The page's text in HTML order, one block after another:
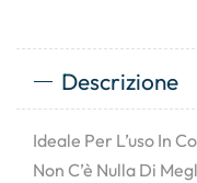
Descrizione
Ideale Per L’uso In
Non C’è Nulla Di